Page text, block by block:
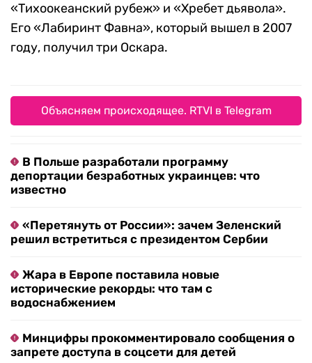
«Тихоокеанский рубеж» и «Хребет дьявола».
Его «Лабиринт Фавна», который вышел в 2007
году, получил три Оскара.
Объясняем происходящее. RTVI в Telegram
В Польше разработали программу
депортации безработных украинцев: что
известно
«Перетянуть от России»: зачем Зеленский
решил встретиться с президентом Сербии
Жара в Европе поставила новые
исторические рекорды: что там с
водоснабжением
Минцифры прокомментировало сообщения о
запрете доступа в соцсети для детей